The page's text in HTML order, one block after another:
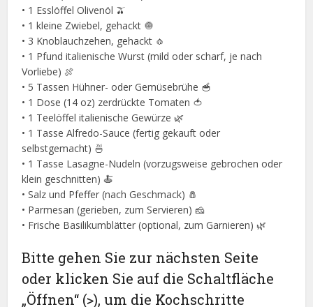
• 1 Esslöffel Olivenöl 🫒
• 1 kleine Zwiebel, gehackt 🧅
• 3 Knoblauchzehen, gehackt 🧄
• 1 Pfund italienische Wurst (mild oder scharf, je nach
Vorliebe) 🍖
• 5 Tassen Hühner- oder Gemüsebrühe 🥣
• 1 Dose (14 oz) zerdrückte Tomaten 🍅
• 1 Teelöffel italienische Gewürze 🌿
• 1 Tasse Alfredo-Sauce (fertig gekauft oder
selbstgemacht) 🍜
• 1 Tasse Lasagne-Nudeln (vorzugsweise gebrochen oder
klein geschnitten) 🍝
• Salz und Pfeffer (nach Geschmack) 🧂
• Parmesan (gerieben, zum Servieren) 🧀
• Frische Basilikumblätter (optional, zum Garnieren) 🌿
Bitte gehen Sie zur nächsten Seite
oder klicken Sie auf die Schaltfläche
„Öffnen“ (>), um die Kochschritte